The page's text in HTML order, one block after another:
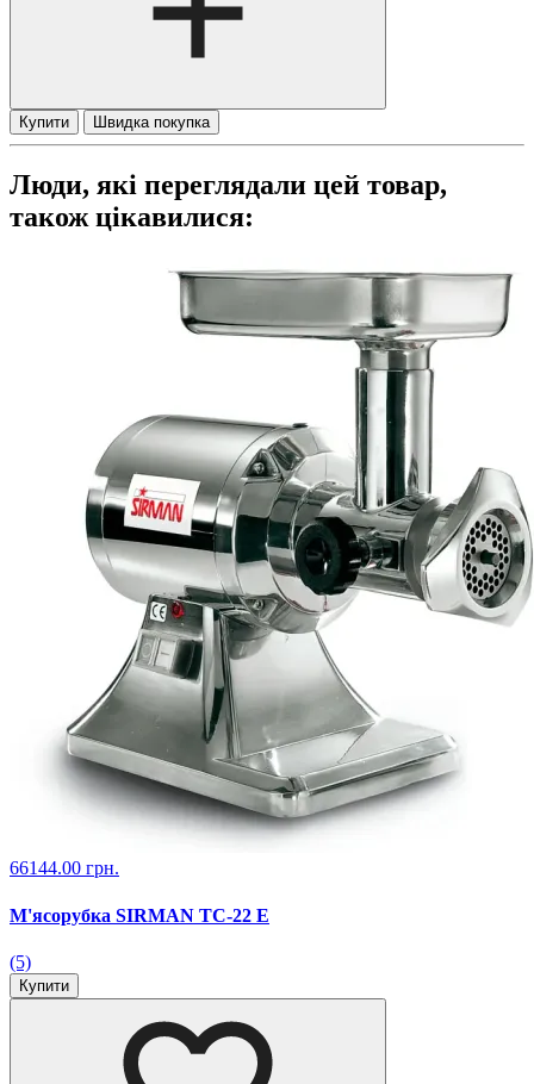
Купити Швидка покупка
Люди, які переглядали цей товар,
також цікавилися:
66144.00 грн.
М'ясорубка SIRMAN TC-22 Е
(5)
Купити